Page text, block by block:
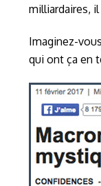
milliardaires,
Imaginez-
qui ont ça en